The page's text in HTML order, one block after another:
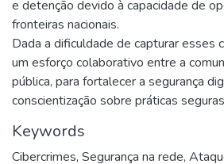
e detenção devido à capacidade de
fronteiras nacionais.
Dada a dificuldade de capturar esses
um esforço colaborativo entre a
pública, para fortalecer a segurança
conscientização sobre práticas
Keywords
Cibercrimes, Segurança na rede,